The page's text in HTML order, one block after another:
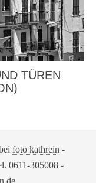
TÜREN
foto kathrein-
0611-305008 -